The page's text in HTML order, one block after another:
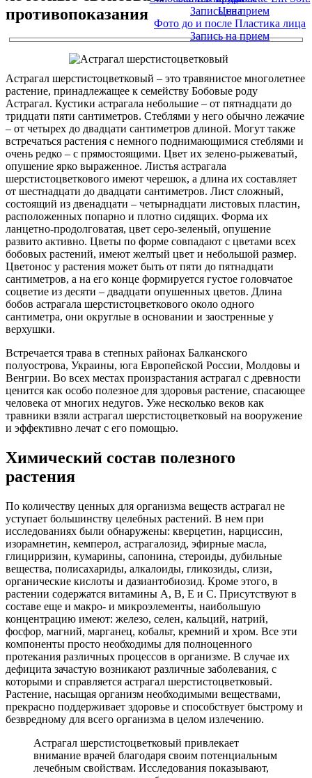
Цена
Фото до и после Пластика лица
Запись на прием
Запись на прием
противопоказания
Астрагал шерстистоцветковый – это травянистое многолетнее
растение, принадлежащее к семейству Бобовые роду
Астрагал. Кустики астрагала небольшие – от пятнадцати до
тридцати пяти сантиметров. Стеблями у него обычно лежачие
– от четырех до двадцати сантиметров длиной. Могут также
встречаться растения с немного поднимающимися стеблями и
очень редко – с прямостоящими. Цвет их зелено-рыжеватый,
опушение ярко выраженное. Листья астрагала
шерстистоцветкового имеют черешок, а длина их составляет
от шестнадцати до двадцати сантиметров. Лист сложный,
состоящий из двенадцати – четырнадцати листовых пластин,
расположенных попарно и плотно сидящих. Форма их
ланцетно-продолговатая, цвет серо-зеленый, опушение
развито активно. Цветы по форме совпадают с цветами всех
бобовых растений, имеют желтый цвет и небольшой размер.
Цветонос у растения может быть от пяти до пятнадцати
сантиметров, а на его конце формируется густое головчатое
соцветие из десяти – двадцати опушенных цветов. Длина
бобов астрагала шерстистоцветкового около одного
сантиметра, они округлые в основании и заостренные у
верхушки.
Встречается трава в степных районах Балканского
полуострова, Украины, юга Европейской России, Молдовы и
Венгрии. Во всех местах произрастания астрагал с древности
ценится как особо полезное для здоровья растение, спасающее
человека от многих недугов. Уже несколько веков как
травники взяли астрагал шерстистоцветковый на вооружение
и эффективно лечат с его помощью.
Химический состав полезного
растения
По количеству ценных для организма веществ астрагал не
уступает большинству целебных растений. В нем при
исследованиях были обнаружены: кверцетин, нарциссин,
изорамнетин, кемперол, астрагалозид, эфирные масла,
глицирризин, кумарины, сапонина, стероиды, дубильные
вещества, полисахариды, алкалоиды, гликозиды, слизи,
органические кислоты и дазиантобиозид. Кроме этого, в
растении содержатся витамины А, В, Е и С. Присутствуют в
составе еще и макро- и микроэлементы, наибольшую
концентрацию имеют: железо, селен, кальций, натрий,
фосфор, магний, марганец, кобальт, кремний и хром. Все эти
компоненты просто необходимы для полноценного
протекания различных процессов в организме. В случае их
дефицита зачастую возникают различные заболевания, с
которыми и справляется астрагал шерстистоцветковый.
Растение, насыщая организм необходимыми веществами,
прекрасно поддерживает здоровье и способствует быстрому и
безвредному для всего организма в целом излечению.
Астрагал шерстистоцветковый привлекает
внимание врачей благодаря своим потенциальным
лечебным свойствам. Исследования показывают,